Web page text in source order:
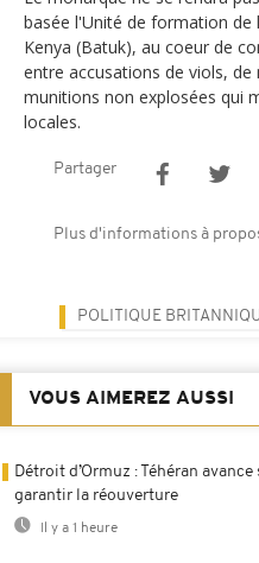
basée l'Unité de formation de
Kenya (Batuk), au coeur de
entre accusations de viols,
munitions non explosées qui
locales.
Partager
Plus d'informations à
POLITIQUE
VOUS AIMEREZ AUSSI
Détroit d’Ormuz : Téhéran
garantir la réouverture
Il y a 1 heure